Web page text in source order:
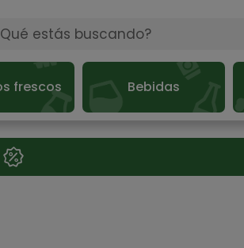
frescos Bebidas